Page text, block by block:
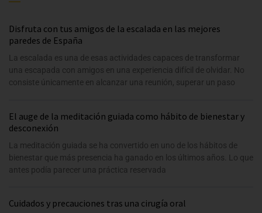
Disfruta con tus amigos de la escalada en las mejores
paredes de España
La escalada es una de esas actividades capaces de transformar
una escapada con amigos en una experiencia difícil de olvidar. No
consiste únicamente en alcanzar una reunión, superar un paso
El auge de la meditación guiada como hábito de bienestar y
desconexión
La meditación guiada se ha convertido en uno de los hábitos de
bienestar que más presencia ha ganado en los últimos años. Lo que
antes podía parecer una práctica reservada
Cuidados y precauciones tras una cirugía oral